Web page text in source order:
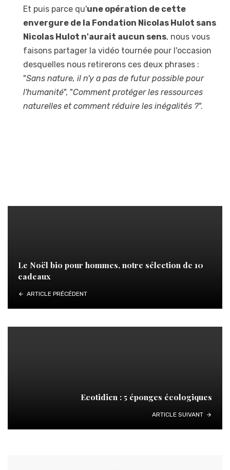
Et puis parce qu'une opération de cette
envergure de la Fondation Nicolas Hulot sans
Nicolas Hulot n'aurait aucun sens, nous vous
faisons partager la vidéo tournée pour l'occasion
desquelles nous retirerons ces deux phrases :
"Sans nature, il n'y a pas de futur possible pour
l'humanité", "Comment protéger les ressources
naturelles et comment réduire les inégalités ?".
Le Noël bio pour hommes, notre sélection de 10
cadeaux
ARTICLE PRÉCÉDENT
Ecotidien : 5 éponges écologiques
ARTICLE SUIVANT